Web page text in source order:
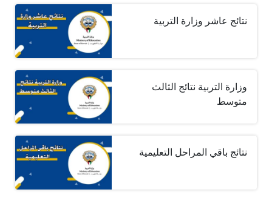
نتائج عاشر وزارة التربية
وزارة التربية نتائج الثالث
متوسط
نتائج باقي المراحل التعليمية